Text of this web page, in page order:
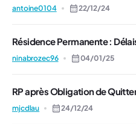
antoine0104 22/12/24
Résidence Permanente :
ninabrozec96 04/01/25
RP après Obligation de
mjcdlau 24/12/24